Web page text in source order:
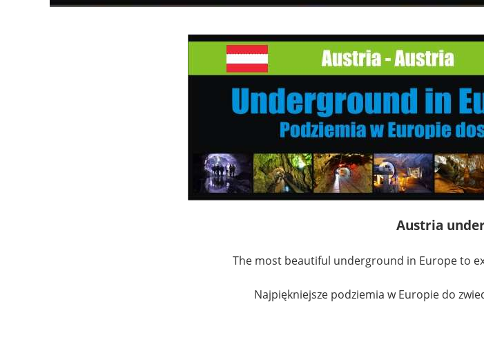
Austria
The most beautiful underground in Europe to
Najpiękniejsze podziemia w Europie do